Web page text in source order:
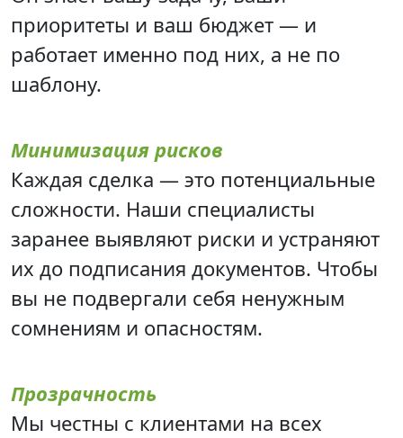
приоритеты и ваш бюджет — и
работает именно под них, а не по
шаблону.
Минимизация рисков
Каждая сделка — это потенциальные
сложности. Наши специалисты
заранее выявляют риски и устраняют
их до подписания документов. Чтобы
вы не подвергали себя ненужным
сомнениям и опасностям.
Прозрачность
Мы честны с клиентами на всех